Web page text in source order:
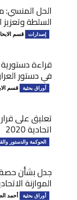
الحل المنسي:
السلطة وتعزيز
إصدارات قسم
قراءة
في دستور العراق
أوراق بحثية قسم
اتحادية 2020
الحوكمة والدستور
جدل بشأن
الموازنة
أوراق بحثية أحمد